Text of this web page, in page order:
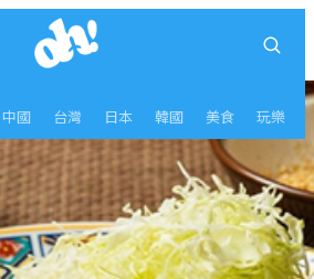
中國 台灣 日本 韓國 美食 玩樂